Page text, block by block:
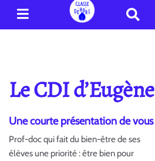
e
c
e
Le CDI d’Eugène
Une courte présentation de vous
Prof-doc qui fait du bien-être de ses
élèves une priorité : être bien pour